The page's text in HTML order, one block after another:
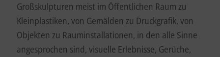
Großskulpturen meist im Öffentlichen Raum zu
Kleinplastiken, von Gemälden zu Druckgrafik, von
Objekten zu Rauminstallationen, in den alle Sinne
angesprochen sind, visuelle Erlebnisse, Gerüche,